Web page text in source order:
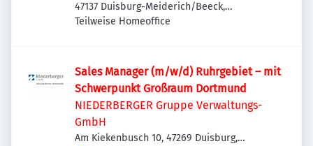
47137 Duisburg-Meiderich/Beeck,
Deutschland
Teilweise Homeoffice
Sales Manager (m/w/d) Ruhrgebiet – mit
Schwerpunkt Großraum Dortmund
NIEDERBERGER Gruppe Verwaltungs-
GmbH
Am Kiekenbusch 10, 47269 Duisburg,